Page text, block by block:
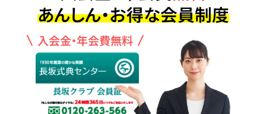
あんしん・お得な会員制度
入会金・年会費無料